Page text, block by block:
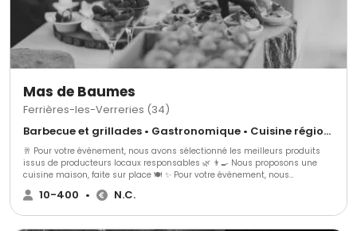
Mas de Baumes
Ferrières-les-Verreries (34)
Barbecue et grillades • Gastronomique • Cuisine régionale
🥂 Pour votre événement, nous avons sélectionné les meilleurs produits
issus de producteurs locaux responsables 🌿 👨‍🍳 Nous proposons une
cuisine maison, faite sur place 🍽️ ✨ Pour votre événement, nous
proposons : 🍢 3 gammes de cocktails dînatoires 🍽️ 3 gammes de repas
assis ➕ Avec une possibilité d’options supplémentaires pour s’adapter au10-400 • N.C.